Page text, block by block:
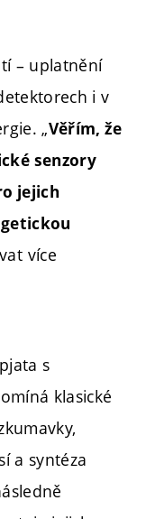
– uplatnění
i v
„Věřím, že
senzory
jejich
více
s
klasické
a syntéza